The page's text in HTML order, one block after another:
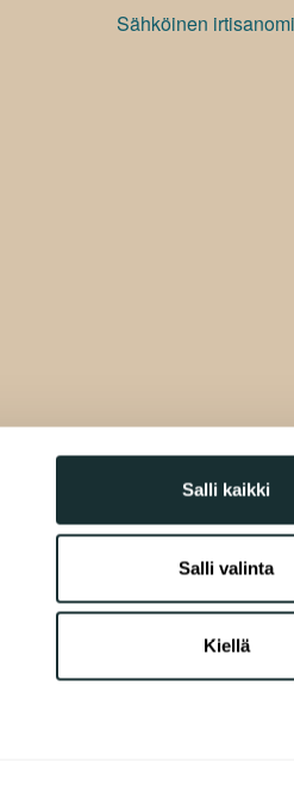
Salli kaikki
Salli valinta
Kiellä
Sähköinen